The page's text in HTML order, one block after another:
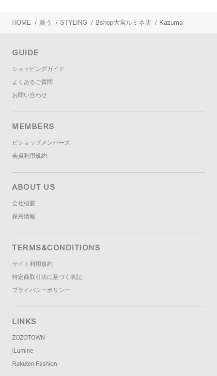
HOME / 買う / STYLING / Bshop大宮ルミネ店 / Kazuma
GUIDE
ショッピングガイド
よくあるご質問
お問い合わせ
MEMBERS
ビショップメンバーズ
会員利用規約
ABOUT US
会社概要
採用情報
TERMS&CONDITIONS
サイト利用規約
特定商取引法に基づく表記
プライバシーポリシー
LINKS
ZOZOTOWN
iLumine
Rakuten Fashion